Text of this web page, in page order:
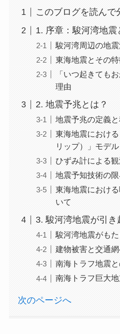
このブログを読んで
1. 序章：駿河湾地震
駿河湾周辺の地
東海地震とその
「いつ起きても
理由
2. 地震予兆とは？
地震予兆の定義
東海地震におけ
リップ）」モデル
ひずみ計による
地震予知技術の
東海地震におけ
いて
3. 駿河湾地震が引き
駿河湾地震がも
建物被害と交通
南海トラフ地震
南海トラフ巨大
次のページへ